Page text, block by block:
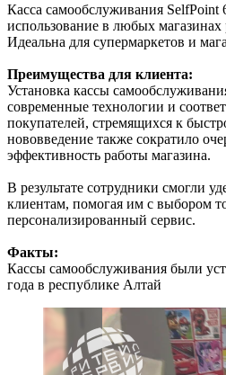
Касса самообслуживания SelfPoint
использование в любых магазинах
Идеальна для супермаркетов и
Преимущества для клиента:
Установка кассы
современные технологии и
покупателей, стремящихся к
нововведение также сократило
эффективность работы магазина.
В результате сотрудники смогли
клиентам, помогая им с выбором
персонализированный сервис.
Факты:
Кассы самообслуживания были
года в республике Алтай